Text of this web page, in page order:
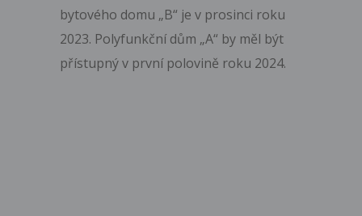
bytového domu „B“ je v prosinci roku
2023. Polyfunkční dům „A“ by měl být
přístupný v první polovině roku 2024.